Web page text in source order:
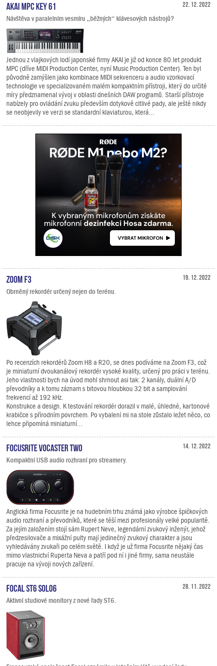
22. 12. 2022
AKAI MPC Key 61
Návštěva v paralelním vesmíru „běžných“ klávesových nástrojů?
Jednou z vlajkových lodí japonské firmy AKAI je již od konce 80.let produkt
MPC (dříve MIDI Production Center, nyní Music Production Center). Ten byl
původně zamýšlen jako kombinace MIDI sekvenceru a audio vzorkovací
technologie ve specializovaném malém kompaktním přístroji, který do určité
míry předznamenal vývoj v oblasti dnešních DAW programů. Starší přístroje
nabízely pro ovládání zvuku především dotykově citlivé pady, ale ještě nikdy
se neobjevily ve verzi se standardní klaviaturou, která...
19. 12. 2022
Zoom F3
Obrněný rekordér určený nejen do terénu.
Po recenzích rekordérů Zoom H8 a R20, se dnes podíváme na Zoom F3, což
je miniaturní dvoukanálový rekordér vysoké kvality, určený pro práci v terénu.
Jeho vlastnosti bych na úvod mohl shrnout asi tak: 2 kanály, duální A/D
převodníky a k tomu záznam s bitovou hloubkou 32 bit a samplování
frekvencí až 192 kHz.
Konstrukce a design. K testování rekordér dorazil v malé, úhledné, kartonové
krabičce s přírodním povrchem. Po vybalení mi na stole zůstalo ležet něco, co
lehce připomíná miniaturní...
14. 12. 2022
Focusrite Vocaster Two
Kompaktní USB audio rozhraní pro streamery.
Anglická firma Focusrite je na hudebním trhu známá jako výrobce špičkových
audio rozhraní a převodníků, které se těší mezi profesionály velké popularitě.
Za jejím založením stojí sám Rupert Neve, legendární zvukový inženýr, jehož
předzesilovače a mixážní pulty mají jedinečný zvukový charakter a jsou
vyhledávány zvukaři po celém světě. I když je už firma Focusrite nějaký čas
mimo vlastnictví Ruperta Neva a patří pod ní i jiné firmy, sama neustále
pracuje na vývoji nových zařízení.
28. 11. 2022
Focal ST6 Solo6
Aktivní studiové monitory z nové řady ST6.